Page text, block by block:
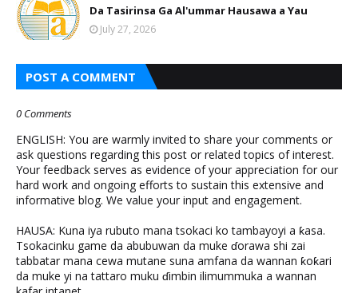
Da Tasirinsa Ga Al'ummar Hausawa a Yau
July 27, 2026
POST A COMMENT
0 Comments
ENGLISH: You are warmly invited to share your comments or
ask questions regarding this post or related topics of interest.
Your feedback serves as evidence of your appreciation for our
hard work and ongoing efforts to sustain this extensive and
informative blog. We value your input and engagement.
HAUSA: Kuna iya rubuto mana tsokaci ko tambayoyi a ƙasa.
Tsokacinku game da abubuwan da muke ɗorawa shi zai
tabbatar mana cewa mutane suna amfana da wannan ƙoƙari
da muke yi na tattaro muku ɗimbin ilimummuka a wannan